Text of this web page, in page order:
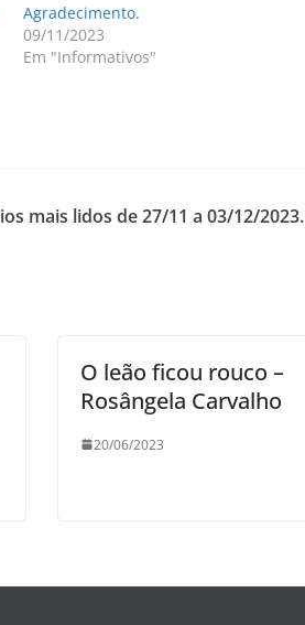
Agradecimento.
09/11/2023
Em "Informativos"
mais lidos de 27/11 a 03/12/2023.
O leão ficou rouco –
Rosângela Carvalho
20/06/2023